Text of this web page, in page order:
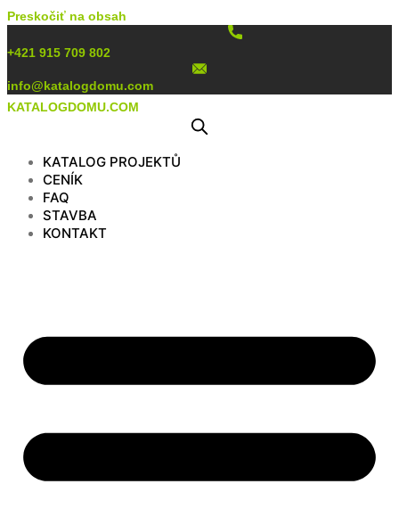
Preskočiť na obsah
+421 915 709 802
info@katalogdomu.com
KATALOGDOMU.COM
KATALOG PROJEKTŮ
CENÍK
FAQ
STAVBA
KONTAKT